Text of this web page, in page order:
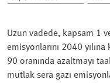
Uzun vadede, kapsam 1
emisyonlarını 2040
90 oranında azaltmayı
mutlak sera gazı